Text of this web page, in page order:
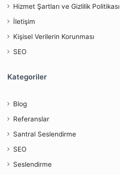
Hizmet Şartları ve Gizlilik Politikası
İletişim
Kişisel Verilerin Korunması
SEO
Kategoriler
Blog
Referanslar
Santral Seslendirme
SEO
Seslendirme